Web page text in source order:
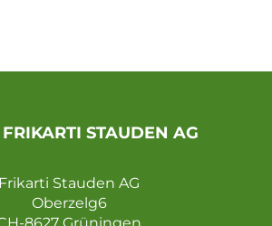
STAUDEN AG
Frikarti Stauden AG
Oberzelg6